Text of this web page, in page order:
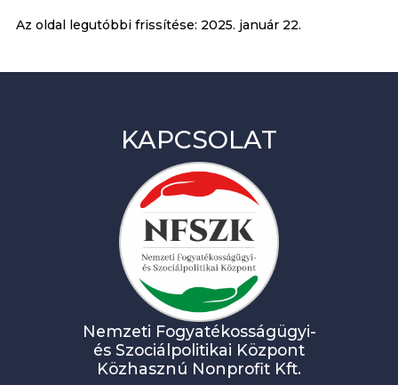
Az oldal legutóbbi frissítése: 2025. január 22.
KAPCSOLAT
Nemzeti Fogyatékosságügyi-
és Szociálpolitikai Központ
Közhasznú Nonprofit Kft.